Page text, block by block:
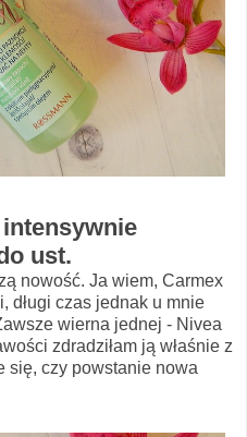
ust.
nowość. Ja wiem, Carmex
długi czas jednak u mnie
wierna jednej - Nivea
zdradziłam ją właśnie z
się, czy powstanie nowa